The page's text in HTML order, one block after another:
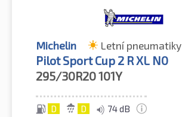
Michelin Letní pneumatiky
Pilot Sport Cup 2 R XL N0
295/30R20101Y
D D 74 dB